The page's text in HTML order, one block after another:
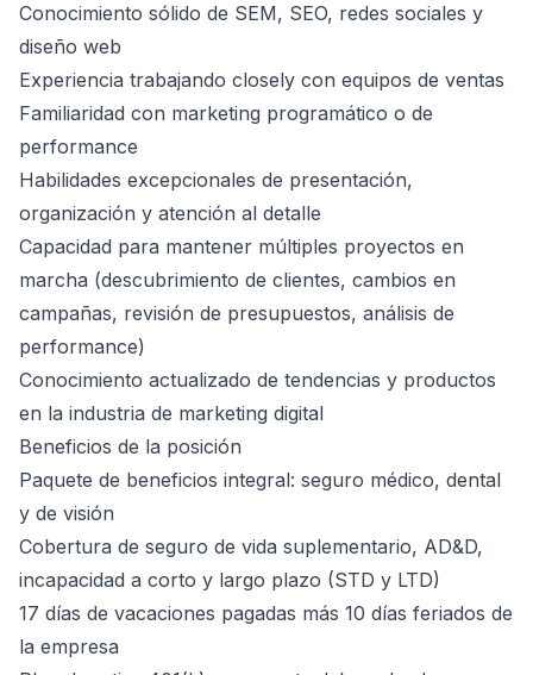
Conocimiento sólido de SEM, SEO, redes sociales y
diseño web
Experiencia trabajando closely con equipos de ventas
Familiaridad con marketing programático o de
performance
Habilidades excepcionales de presentación,
organización y atención al detalle
Capacidad para mantener múltiples proyectos en
marcha (descubrimiento de clientes, cambios en
campañas, revisión de presupuestos, análisis de
performance)
Conocimiento actualizado de tendencias y productos
en la industria de marketing digital
Beneficios de la posición
Paquete de beneficios integral: seguro médico, dental
y de visión
Cobertura de seguro de vida suplementario, AD&D,
incapacidad a corto y largo plazo (STD y LTD)
17 días de vacaciones pagadas más 10 días feriados de
la empresa